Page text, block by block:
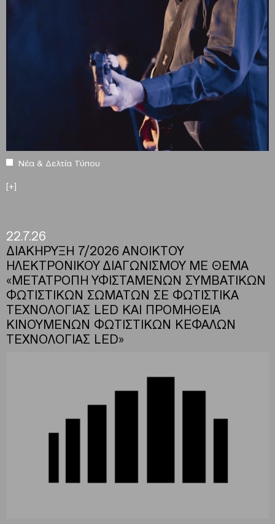
Νέα & Δελτία Τύπου
[+]
22.7.26
ΔΙΑΚΗΡΥΞΗ 7/2026 ΑΝΟΙΚΤΟΥ
ΗΛΕΚΤΡΟΝΙΚΟΥ ΔΙΑΓΩΝΙΣΜΟΥ ΜΕ ΘΕΜΑ
«ΜΕΤΑΤΡΟΠΗ ΥΦΙΣΤΑΜΕΝΩΝ ΣΥΜΒΑΤΙΚΩΝ
ΦΩΤΙΣΤΙΚΩΝ ΣΩΜΑΤΩΝ ΣΕ ΦΩΤΙΣΤΙΚΑ
ΤΕΧΝΟΛΟΓΙΑΣ LED ΚΑΙ ΠΡΟΜΗΘΕΙΑ
ΚΙΝΟΥΜΕΝΩΝ ΦΩΤΙΣΤΙΚΩΝ ΚΕΦΑΛΩΝ
ΤΕΧΝΟΛΟΓΙΑΣ LED»